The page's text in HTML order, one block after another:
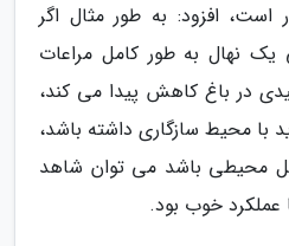
است، افزود: به طور مثال اگر
یک نهال به طور کامل مراعات
در باغ کاهش پیدا می کند،
با محیط سازگاری داشته باشد،
محیطی باشد می توان شاهد
عملکرد خوب بود.